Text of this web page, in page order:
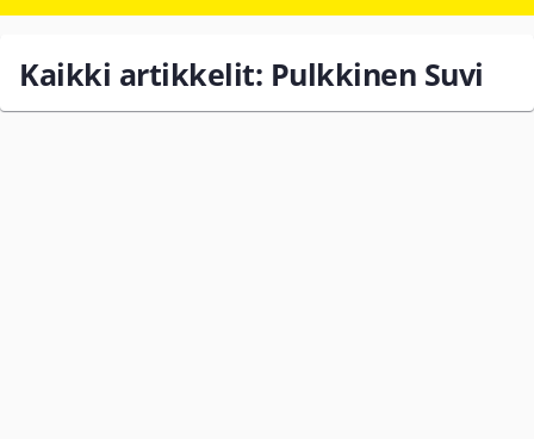
Kaikki artikkelit: Pulkkinen Suvi